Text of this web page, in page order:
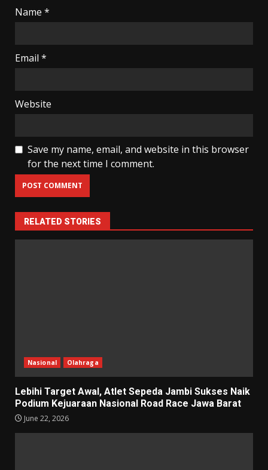
Name *
Email *
Website
Save my name, email, and website in this browser
for the next time I comment.
RELATED STORIES
Nasional Olahraga
Lebihi Target Awal, Atlet Sepeda Jambi Sukses Naik
Podium Kejuaraan Nasional Road Race Jawa Barat
June 22, 2026